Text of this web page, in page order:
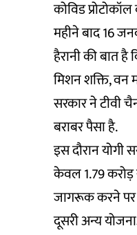
कोविड
महीने बाद 16
हैरानी की बात
मिशन शक्ति, वन
सरकार ने टीवी
बराबर पैसा है.
इस दौरान योगी
केवल 1.79 करोड़
जागरूक करने पर
दूसरी अन्य